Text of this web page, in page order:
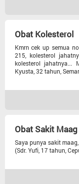
Anak
Tht
Penyakit Dalam
Kecantikan
Obat Kolesterol
Kmrn cek up semua
215, kolesterol
kolesterol jahatnya...
Kyusta, 32 tahun,
Obat Sakit Maag
Saya punya sakit
(Sdr. Yufi, 17 tahun,